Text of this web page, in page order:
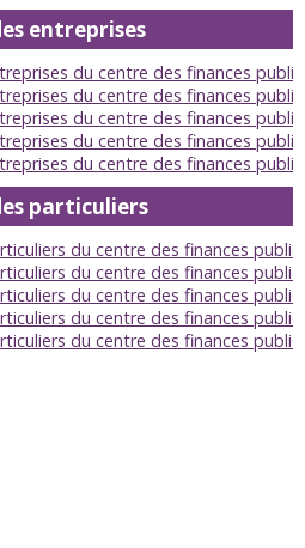
entreprises
du centre des finances
du centre des finances
du centre des finances
du centre des finances
du centre des finances
particuliers
du centre des finances
du centre des finances
du centre des finances
du centre des finances
du centre des finances